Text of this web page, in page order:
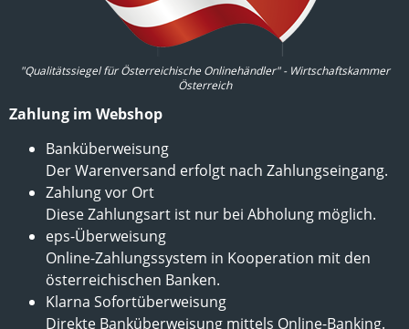
"Qualitätssiegel für Österreichische Onlinehändler" - Wirtschaftskammer
Österreich
Zahlung im Webshop
Banküberweisung
Der Warenversand erfolgt nach Zahlungseingang.
Zahlung vor Ort
Diese Zahlungsart ist nur bei Abholung möglich.
eps-Überweisung
Online-Zahlungssystem in Kooperation mit den
österreichischen Banken.
Klarna Sofortüberweisung
Direkte Banküberweisung mittels Online-Banking.